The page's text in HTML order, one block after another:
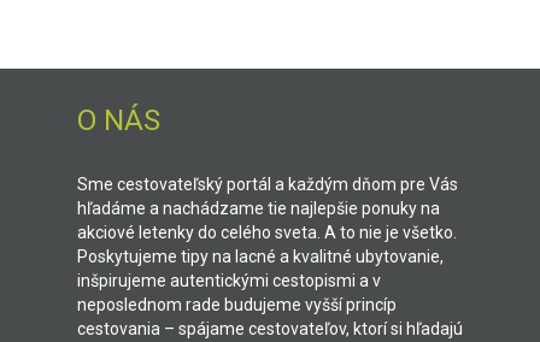
O NÁS
Sme cestovateľský portál a každým dňom pre Vás
hľadáme a nachádzame tie najlepšie ponuky na
akciové letenky do celého sveta. A to nie je všetko.
Poskytujeme tipy na lacné a kvalitné ubytovanie,
inšpirujeme autentickými cestopismi a v
neposlednom rade budujeme vyšší princíp
cestovania – spájame cestovateľov, ktorí si hľadajú